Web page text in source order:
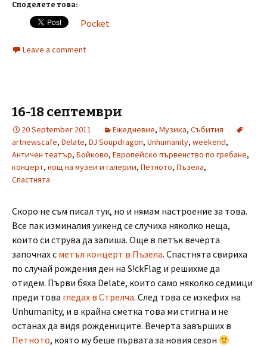
Споделете това:
Pocket
Leave a comment
16-18 септември
20 September 2011 Ежедневие, Музика, Събития
artnewscafe, Delate, DJ Soupdragon, Unhumanity, weekend,
Античен театър, Бойково, Европейско първенство по гребане,
концерт, нощ на музеи и галерии, Петното, Пъзела,
Спастнята
Скоро не съм писал тук, но и нямам настроение за това.
Все пак изминалия уикенд се случиха няколко неща,
които си струва да запиша. Още в петък вечерта
започнах с метъл концерт в Пъзела. Спастнята свириха
по случай рождения ден на S!ckFlag и решихме да
отидем. Първи бяха Delate, които само няколко седмици
преди това гледах в Стрелча. След това се изкефих на
Unhumanity, и в крайна сметка това ми стигна и не
останах да видя рождениците. Вечерта завърших в
Петното, която му беше първата за новия сезон